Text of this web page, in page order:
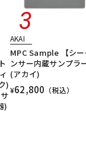
)
)
AKAI
MPC Sample 【シ
ンサー内蔵サンプラ
(アカイ)
¥62,800 （税込）